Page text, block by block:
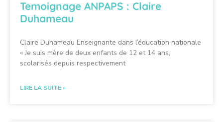
Temoignage ANPAPS : Claire
Duhameau
Claire Duhameau Enseignante dans l’éducation nationale
« Je suis mère de deux enfants de 12 et 14 ans,
scolarisés depuis respectivement
LIRE LA SUITE »